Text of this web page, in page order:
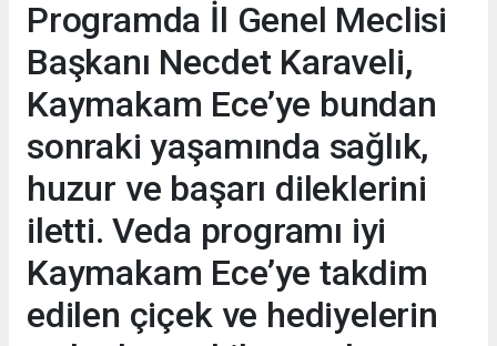
Programda İl Genel Meclisi
Başkanı Necdet Karaveli,
Kaymakam Ece’ye bundan
sonraki yaşamında sağlık,
huzur ve başarı dileklerini
iletti. Veda programı iyi
Kaymakam Ece’ye takdim
edilen çiçek ve hediyelerin